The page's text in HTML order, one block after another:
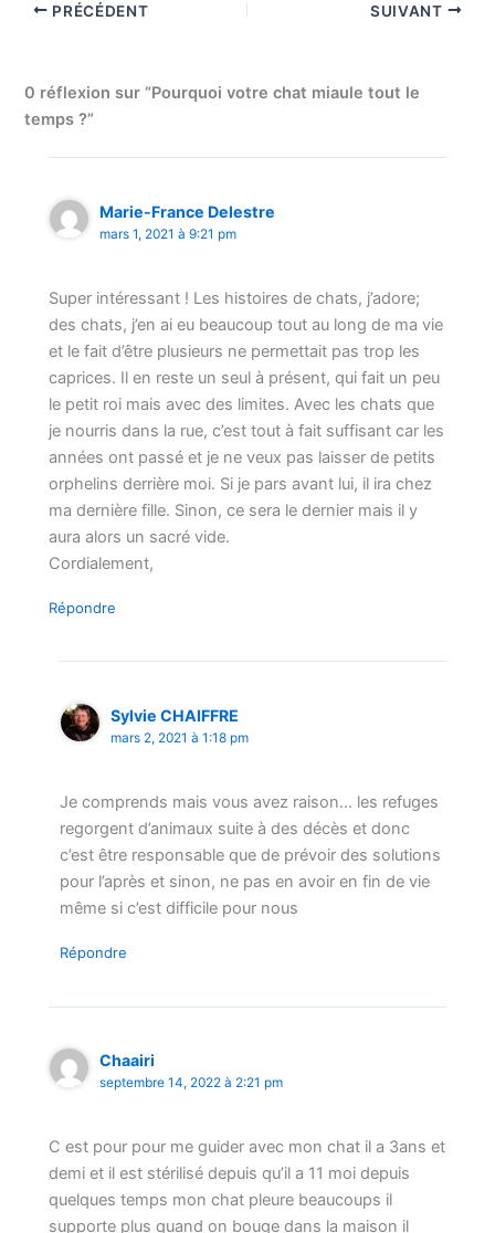
PRÉCÉDENT SUIVANT
0 réflexion sur “Pourquoi votre chat miaule tout le
temps ?”
Marie-France Delestre
mars 1, 2021 à 9:21 pm
Super intéressant ! Les histoires de chats, j’adore;
des chats, j’en ai eu beaucoup tout au long de ma vie
et le fait d’être plusieurs ne permettait pas trop les
caprices. Il en reste un seul à présent, qui fait un peu
le petit roi mais avec des limites. Avec les chats que
je nourris dans la rue, c’est tout à fait suffisant car les
années ont passé et je ne veux pas laisser de petits
orphelins derrière moi. Si je pars avant lui, il ira chez
ma dernière fille. Sinon, ce sera le dernier mais il y
aura alors un sacré vide.
Cordialement,
Répondre
Sylvie CHAIFFRE
mars 2, 2021 à 1:18 pm
Je comprends mais vous avez raison… les refuges
regorgent d’animaux suite à des décès et donc
c’est être responsable que de prévoir des solutions
pour l’après et sinon, ne pas en avoir en fin de vie
même si c’est difficile pour nous
Répondre
Chaairi
septembre 14, 2022 à 2:21 pm
C est pour pour me guider avec mon chat il a 3ans et
demi et il est stérilisé depuis qu’il a 11 moi depuis
quelques temps mon chat pleure beaucoups il
supporte plus quand on bouge dans la maison il